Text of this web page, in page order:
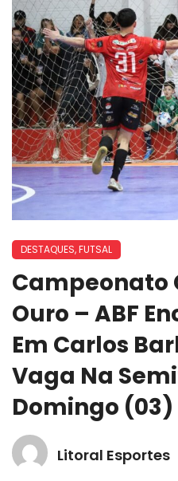
DESTAQUES,FUTSAL
Campeonato
Ouro – ABF
Em Carlos
Vaga Na
Domingo (03)
Litoral Esportes